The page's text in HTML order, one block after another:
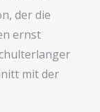
der die
ernst
mit der